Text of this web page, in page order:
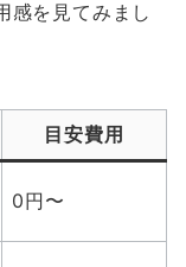
感を見てみまし
目安費用
0円〜